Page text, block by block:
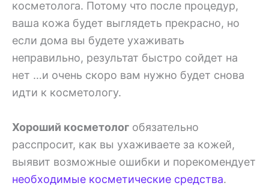
косметолога. Потому что после процедур,
ваша кожа будет выглядеть прекрасно, но
если дома вы будете ухаживать
неправильно, результат быстро сойдет на
нет …и очень скоро вам нужно будет снова
идти к косметологу.
Хороший косметолог обязательно
расспросит, как вы ухаживаете за кожей,
выявит возможные ошибки и порекомендует
необходимые косметические средства.